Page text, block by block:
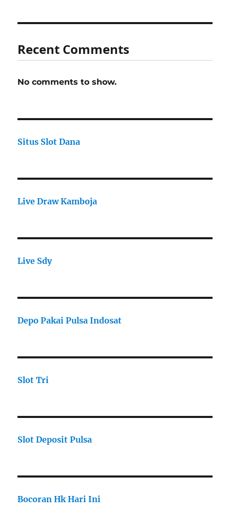
Recent Comments
No comments to show.
Situs Slot Dana
Live Draw Kamboja
Live Sdy
Depo Pakai Pulsa Indosat
Slot Tri
Slot Deposit Pulsa
Bocoran Hk Hari Ini